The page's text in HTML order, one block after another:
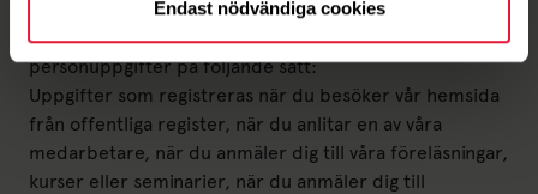
Endast nödvändiga cookies
personuppgifter och godkänner samtidigt att vi
behandlar dessa. Vi får också tillgång till dina
personuppgifter på följande sätt:
Uppgifter som registreras när du besöker vår hemsida
från offentliga register, när du anlitar en av våra
medarbetare, när du anmäler dig till våra föreläsningar,
kurser eller seminarier, när du anmäler dig till